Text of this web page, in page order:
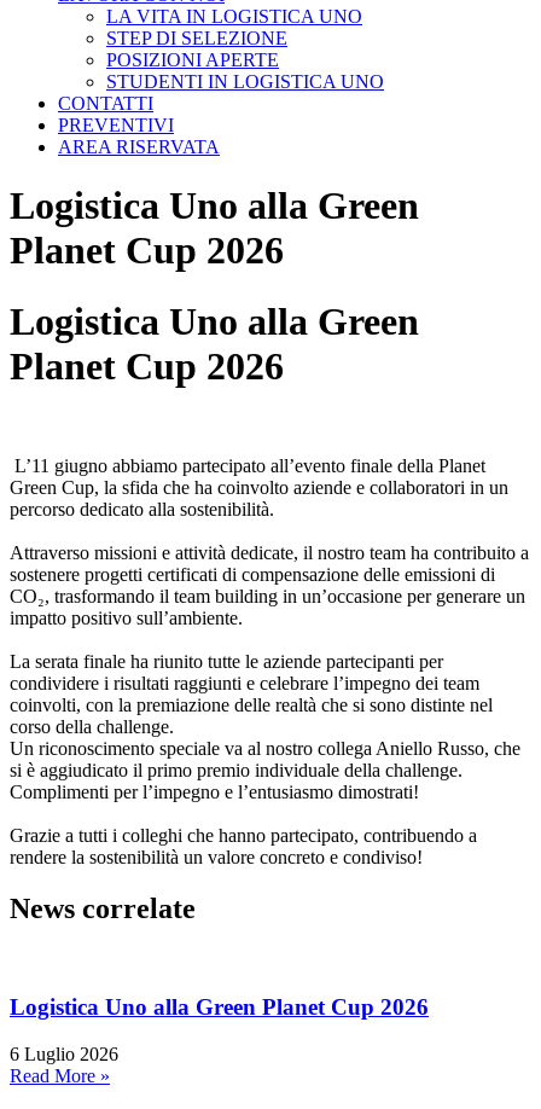
LA VITA IN LOGISTICA UNO
STEP DI SELEZIONE
POSIZIONI APERTE
STUDENTI IN LOGISTICA UNO
CONTATTI
PREVENTIVI
AREA RISERVATA
Logistica Uno alla Green
Planet Cup 2026
Logistica Uno alla Green
Planet Cup 2026
L’11 giugno abbiamo partecipato all’evento finale della Planet
Green Cup, la sfida che ha coinvolto aziende e collaboratori in un
percorso dedicato alla sostenibilità.
Attraverso missioni e attività dedicate, il nostro team ha contribuito a
sostenere progetti certificati di compensazione delle emissioni di
CO₂, trasformando il team building in un’occasione per generare un
impatto positivo sull’ambiente.
La serata finale ha riunito tutte le aziende partecipanti per
condividere i risultati raggiunti e celebrare l’impegno dei team
coinvolti, con la premiazione delle realtà che si sono distinte nel
corso della challenge.
Un riconoscimento speciale va al nostro collega Aniello Russo, che
si è aggiudicato il primo premio individuale della challenge.
Complimenti per l’impegno e l’entusiasmo dimostrati!
Grazie a tutti i colleghi che hanno partecipato, contribuendo a
rendere la sostenibilità un valore concreto e condiviso!
News correlate
Logistica Uno alla Green Planet Cup 2026
6 Luglio 2026
Read More »